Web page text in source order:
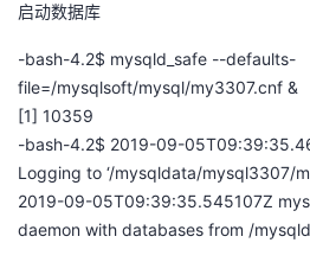
启动数据库
-bash-4.2$ mysqld_safe --defaults-
file=/mysqlsoft/mysql/my3307.cnf &
[1] 10359
-bash-4.2$ 2019-09-
Logging to ‘/mysqldata/mysql3307/
2019-09-05T09:39:35.545107Z
daemon with databases from /